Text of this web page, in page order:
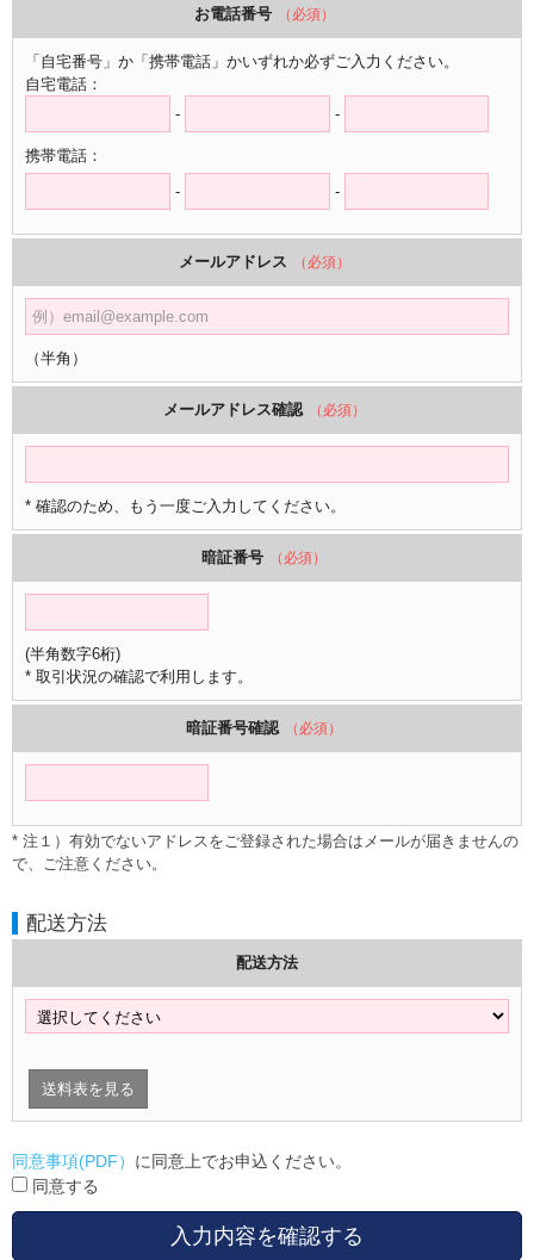
お電話番号 （必須）
「自宅番号」か「携帯電話」かいずれか必ずご入力ください。
自宅電話：
-
-
携帯電話：
-
-
メールアドレス （必須）
（半角）
メールアドレス確認 （必須）
* 確認のため、もう一度ご入力してください。
暗証番号 （必須）
(半角数字6桁)
* 取引状況の確認で利用します。
暗証番号確認 （必須）
* 注１）有効でないアドレスをご登録された場合はメールが届きませんの
で、ご注意ください。
配送方法
配送方法
送料表を見る
同意事項(PDF） に同意上でお申込ください。
同意する
入力内容を確認する